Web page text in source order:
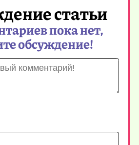
статьи
пока нет,
обсуждение!
Имя*